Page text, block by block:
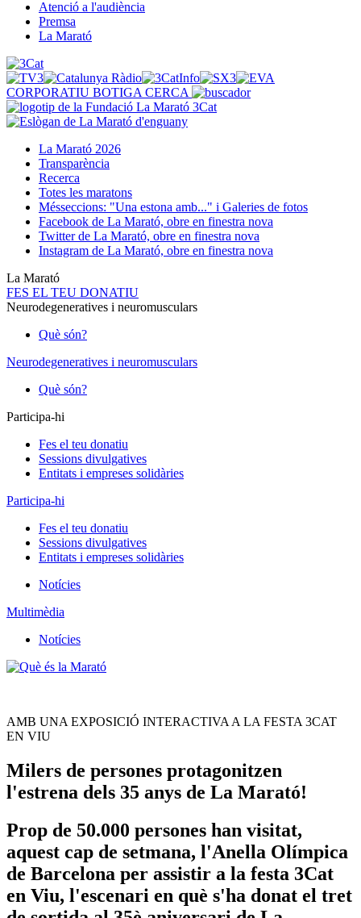
Atenció a l'audiència
Premsa
La Marató
CORPORATIU BOTIGA CERCA
La Marató 2026
Transparència
Recerca
Totes les maratons
Mésseccions: "Una estona amb..." i Galeries de fotos
Facebook de La Marató, obre en finestra nova
Twitter de La Marató, obre en finestra nova
Instagram de La Marató, obre en finestra nova
La Marató
FES EL TEU DONATIU
Neurodegeneratives i neuromusculars
Què són?
Neurodegeneratives i neuromusculars
Què són?
Participa-hi
Fes el teu donatiu
Sessions divulgatives
Entitats i empreses solidàries
Participa-hi
Fes el teu donatiu
Sessions divulgatives
Entitats i empreses solidàries
Notícies
Multimèdia
Notícies
AMB UNA EXPOSICIÓ INTERACTIVA A LA FESTA 3CAT
EN VIU
Milers de persones protagonitzen
l'estrena dels 35 anys de La Marató!
Prop de 50.000 persones han visitat,
aquest cap de setmana, l'Anella Olímpica
de Barcelona per assistir a la festa 3Cat
en Viu, l'escenari en què s'ha donat el tret